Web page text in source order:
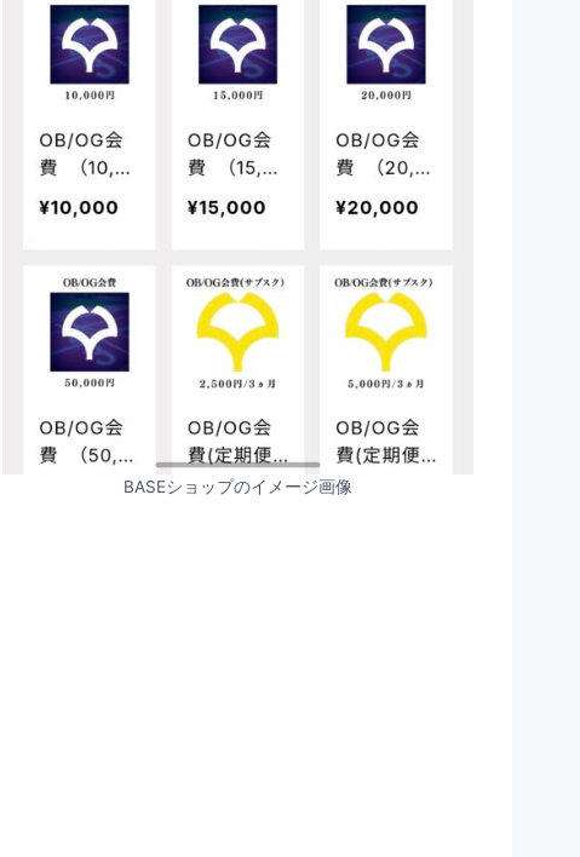
BASEショップのイメージ画像